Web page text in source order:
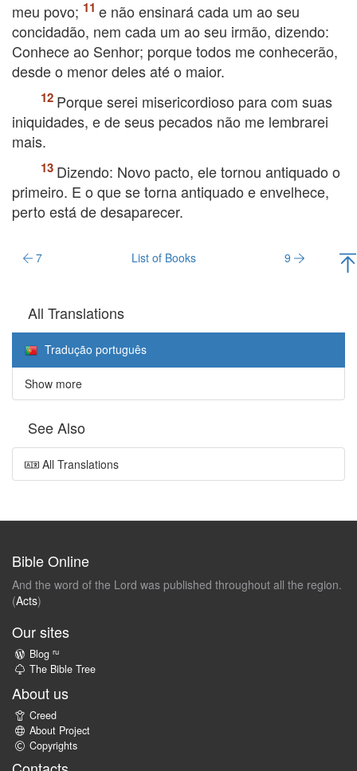
meu povo;
e não ensinará cada um ao seu
concidadão, nem cada um ao seu irmão, dizendo:
Conhece ao Senhor; porque todos me conhecerão,
desde o menor deles até o maior.
Porque serei misericordioso para com suas
iniquidades, e de seus pecados não me lembrarei
mais.
Dizendo: Novo pacto, ele tornou antiquado o
primeiro. E o que se torna antiquado e envelhece,
perto está de desaparecer.
7 List of Books 9
All Translations
Tradução português
Show more
See Also
All Translations
Bible Online
And the word of the Lord was published throughout all the region.
(Acts)
Our sites
Blog ru
The Bible Tree
About us
Creed
About Project
Copyrights